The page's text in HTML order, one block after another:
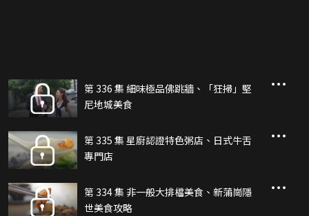
第 336 集 細味極品佛跳牆、「狂掃」堅
尼地城美食
第 335 集 星廚認證特色粥店、日式牛舌
專門店
第 334 集 非一般大排檔美食、新蒲崗隱
世美食攻略